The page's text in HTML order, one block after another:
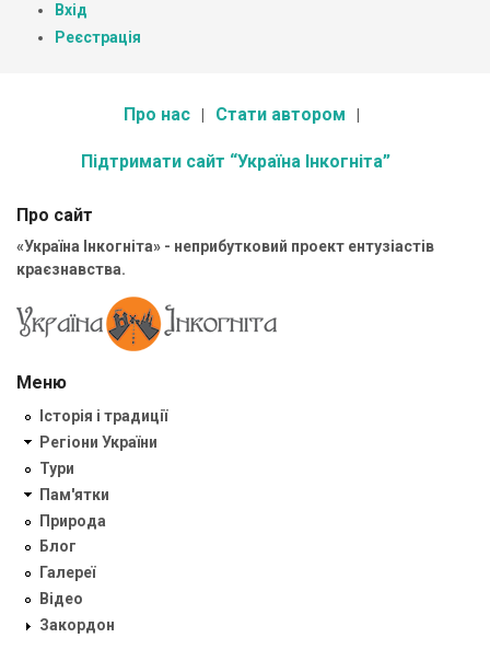
Вхід
Реєстрація
Про нас Стати автором
Підтримати сайт “Україна Інкогніта”
Про сайт
«Україна Інкогніта» - неприбутковий проект ентузіастів
краєзнавства.
Меню
Історія і традиції
Регіони України
Тури
Пам'ятки
Природа
Блог
Галереї
Відео
Закордон